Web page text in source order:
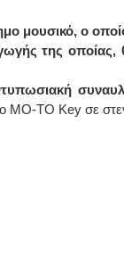
μουσικό, ο
της οποίας,
MO-TO Key σε
Ιατρός